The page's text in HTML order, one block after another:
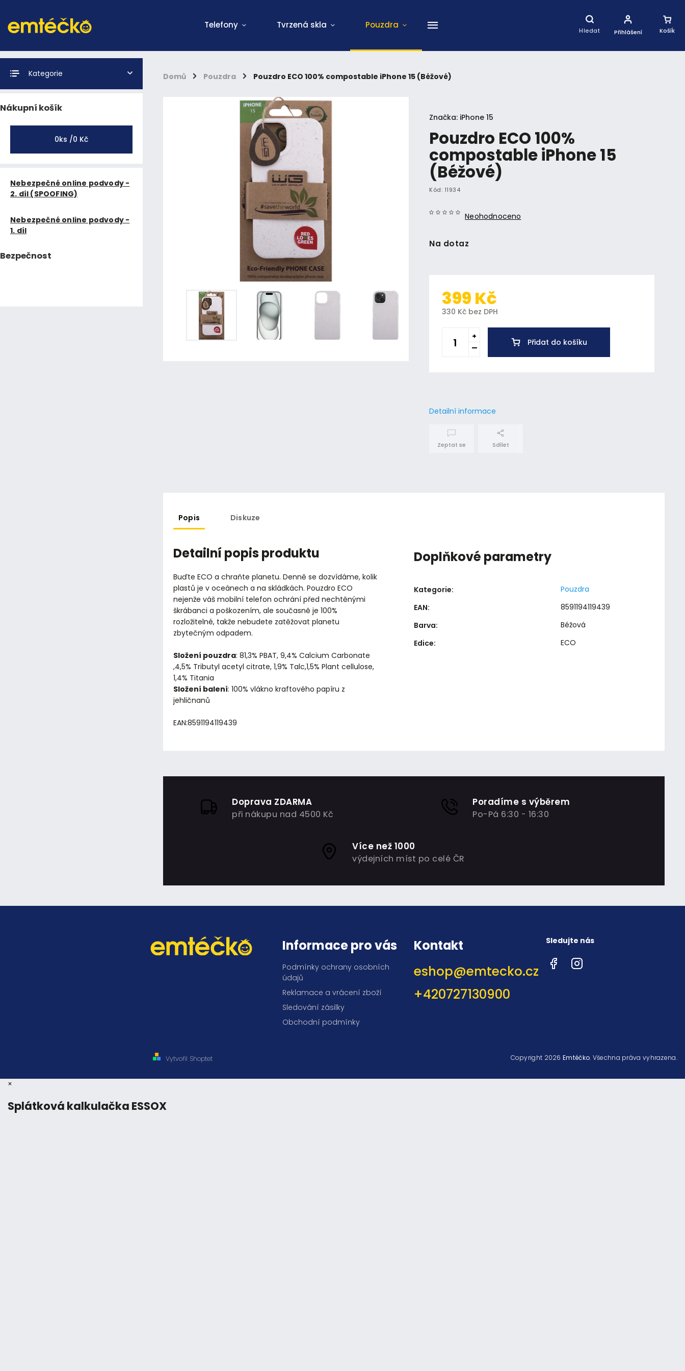
Hledat
Nákupní
Košík
Přihlášení
Telefony Tvrzená skla Pouzdra
Domů / Pouzdra / Pouzdro ECO 100% compostable iPhone 15 (Béžové)
Kategorie
Nákupní košík
0ks /0 Kč
Nebezpečné online podvody -
2. díl (SPOOFING)
Nebezpečné online podvody -
1. díl
Bezpečnost
Pouzdro ECO 100%
compostable iPhone 15
(Béžové)
Kód: 11934
Neohodnoceno
Značka: iPhone 15
Na dotaz
399 Kč
330 Kč bez DPH
Přidat do košíku
Detailní informace
Zeptat se Sdílet
Popis Diskuze
Detailní popis produktu
Buďte ECO a chraňte planetu. Denně se dozvídáme, kolik
plastů je v oceánech a na skládkách. Pouzdro ECO
nejenže váš mobilní telefon ochrání před nechtěnými
škrábanci a poškozením, ale současně je 100%
rozložitelné, takže nebudete zatěžovat planetu
zbytečným odpadem.
Složení pouzdra: 81,3% PBAT, 9,4% Calcium Carbonate
,4,5% Tributyl acetyl citrate, 1,9% Talc,1,5% Plant cellulose,
1,4% Titania
Složení balení: 100% vlákno kraftového papíru z
jehličnanů
EAN:8591194119439
Doplňkové parametry
Kategorie:
Pouzdra
EAN:
8591194119439
Barva:
Béžová
Edice: ECO
Doprava ZDARMA
při nákupu nad 4500 Kč
Poradíme s výběrem
Po-Pá 6:30 - 16:30
Více než 1000
výdejních míst po celé ČR
Informace pro vás
Podmínky ochrany osobních
údajů
Reklamace a vrácení zboží
Sledování zásilky
Obchodní podmínky
Kontakt
eshop@emtecko.cz
+420727130900
Sledujte nás
FacebookInstagram
Vytvořil Shoptet Copyright 2026Emtéčko. Všechna práva vyhrazena.
×
Splátková kalkulačka ESSOX